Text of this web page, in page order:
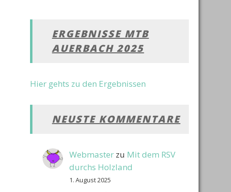
ERGEBNISSE MTB
AUERBACH 2025
Hier gehts zu den Ergebnissen
NEUSTE KOMMENTARE
Webmaster zu Mit dem RSV
durchs Holzland
1. August 2025